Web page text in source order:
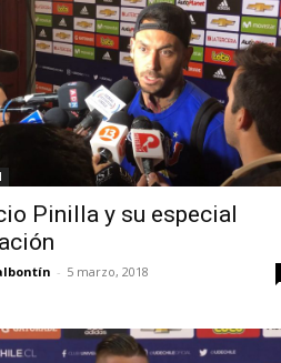
Pinilla y su especial
- 5 marzo, 2018